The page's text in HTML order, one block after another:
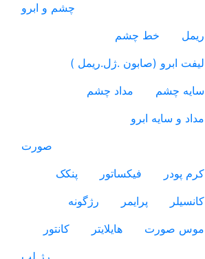
چشم و ابرو
ریمل
خط چشم
لیفت ابرو (صابون .ژل.ریمل )
سایه چشم
مداد چشم
مداد و سایه ابرو
صورت
کرم پودر
فیکساتور
پنکک
کانسیلر
پرایمر
رژگونه
موس صورت
هایلایتر
کانتور
رژ لب